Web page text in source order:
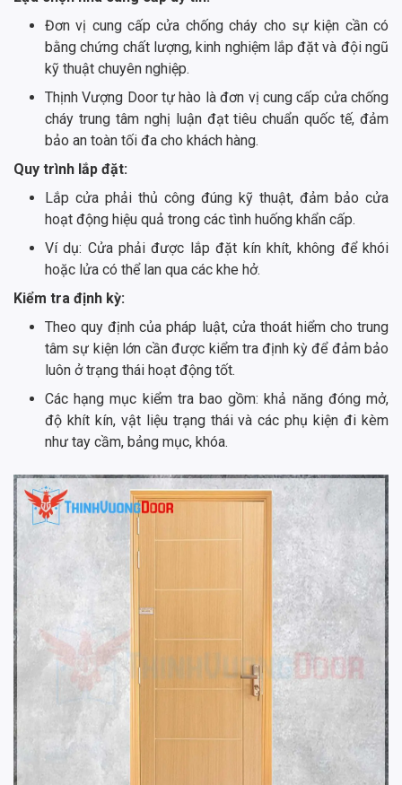
Đơn vị cung cấp cửa chống cháy cho sự kiện cần có
bằng chứng chất lượng, kinh nghiệm lắp đặt và đội ngũ
kỹ thuật chuyên nghiệp.
Thịnh Vượng Door tự hào là đơn vị cung cấp cửa chống
cháy trung tâm nghị luận đạt tiêu chuẩn quốc tế, đảm
bảo an toàn tối đa cho khách hàng.
Quy trình lắp đặt:
Lắp cửa phải thủ công đúng kỹ thuật, đảm bảo cửa
hoạt động hiệu quả trong các tình huống khẩn cấp.
Ví dụ: Cửa phải được lắp đặt kín khít, không để khói
hoặc lửa có thể lan qua các khe hở.
Kiểm tra định kỳ:
Theo quy định của pháp luật, cửa thoát hiểm cho trung
tâm sự kiện lớn cần được kiểm tra định kỳ để đảm bảo
luôn ở trạng thái hoạt động tốt.
Các hạng mục kiểm tra bao gồm: khả năng đóng mở,
độ khít kín, vật liệu trạng thái và các phụ kiện đi kèm
như tay cầm, bảng mục, khóa.